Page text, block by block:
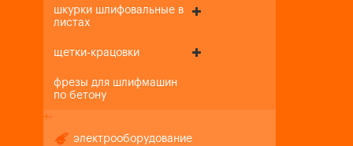
шкурки шлифовальные в
листах
щетки-крацовки
фрезы для шлифмашин
по бетону
+-
электрооборудование